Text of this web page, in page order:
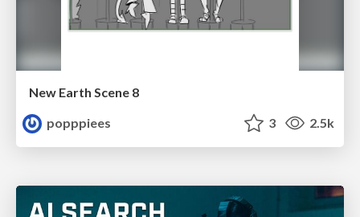
New Earth Scene 8
popppiees
3 2.5k